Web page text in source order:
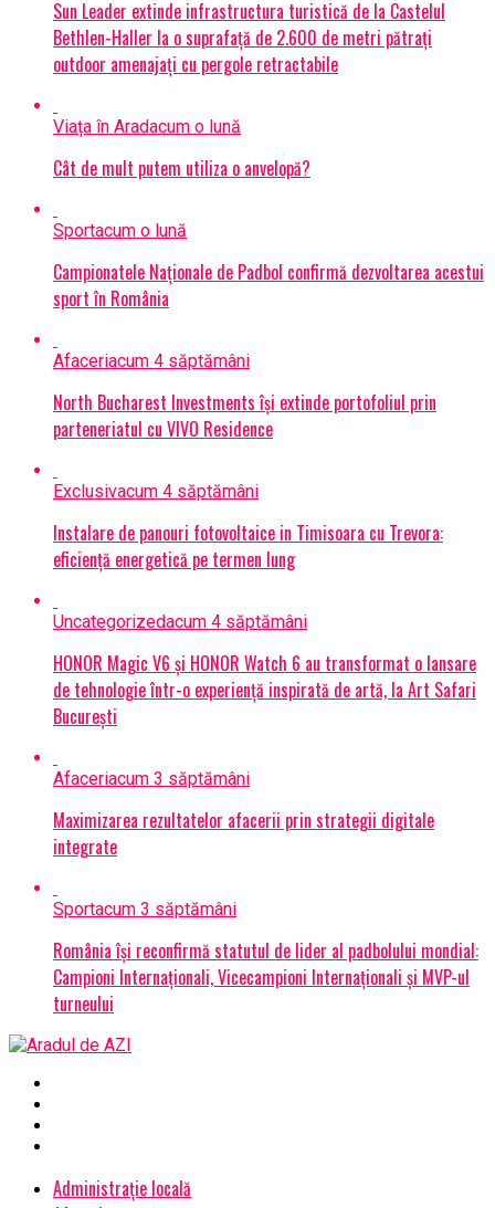
Sun Leader extinde infrastructura turistică de la Castelul
Bethlen-Haller la o suprafață de 2.600 de metri pătrați
outdoor amenajați cu pergole retractabile
Viața în Aradacum o lună
Cât de mult putem utiliza o anvelopă?
Sportacum o lună
Campionatele Naționale de Padbol confirmă dezvoltarea acestui
sport în România
Afaceriacum 4 săptămâni
North Bucharest Investments își extinde portofoliul prin
parteneriatul cu VIVO Residence
Exclusivacum 4 săptămâni
Instalare de panouri fotovoltaice in Timisoara cu Trevora:
eficiență energetică pe termen lung
Uncategorizedacum 4 săptămâni
HONOR Magic V6 și HONOR Watch 6 au transformat o lansare
de tehnologie într-o experiență inspirată de artă, la Art Safari
București
Afaceriacum 3 săptămâni
Maximizarea rezultatelor afacerii prin strategii digitale
integrate
Sportacum 3 săptămâni
România își reconfirmă statutul de lider al padbolului mondial:
Campioni Internaționali, Vicecampioni Internaționali și MVP-ul
turneului
Administrație locală